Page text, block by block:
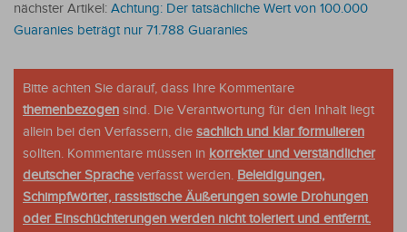
nächster Artikel: Achtung: Der tatsächliche Wert von 100.000
Guaranies beträgt nur 71.788 Guaranies
Bitte achten Sie darauf, dass Ihre Kommentare
themenbezogen sind. Die Verantwortung für den Inhalt liegt
allein bei den Verfassern, die sachlich und klar formulieren
sollten. Kommentare müssen in korrekter und verständlicher
deutscher Spracheverfasst werden. Beleidigungen,
Schimpfwörter, rassistische Äußerungen sowie Drohungen
oder Einschüchterungen werden nicht toleriert und entfernt.